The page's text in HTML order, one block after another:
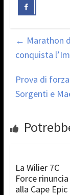
← Marathon
conquista
Prova di
Sorgenti e
La Wilier 7C
Force rinuncia
alla Cape Epic